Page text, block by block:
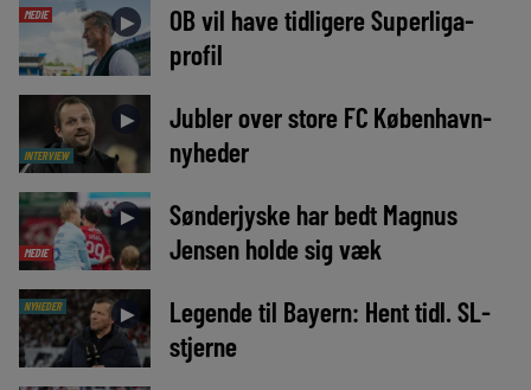
MEDIE ►
OB vil have tidligere Superliga-
profil
INTERVIEW
►
Jubler over store FC København-
nyheder
MEDIE
►
Sønderjyske har bedt Magnus
Jensen holde sig væk
NYHEDER ►
Legende til Bayern: Hent tidl. SL-
stjerne